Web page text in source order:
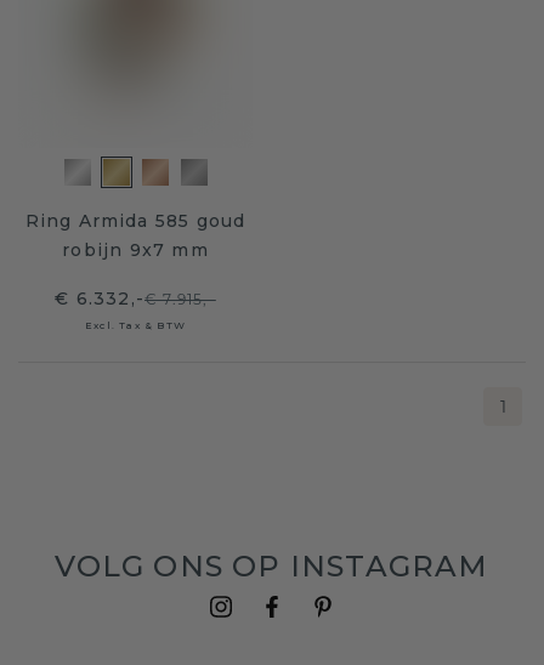
Ring Armida 585 goud
robijn 9x7 mm
€ 6.332,-€ 7.915,-
Excl. Tax & BTW
1
VOLG ONS OP INSTAGRAM